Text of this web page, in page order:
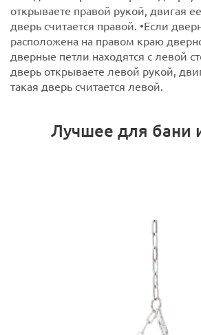
открываете правой рукой, двигая
дверь считается правой. •Если
расположена на правом краю
дверные петли находятся с левой
дверь открываете левой рукой,
такая дверь считается левой.
Лучшее для бани